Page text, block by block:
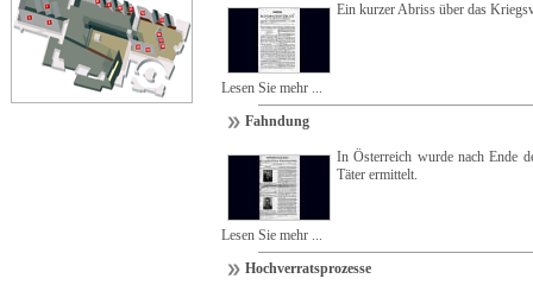
Ein kurzer Abriss über das
Lesen Sie mehr ...
Fahndung
In Österreich wurde nach Ende
Täter ermittelt.
Lesen Sie mehr ...
Hochverratsprozesse